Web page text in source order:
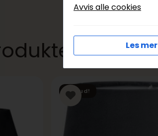
Tilbud!
Avvis alle cookies
Les mer